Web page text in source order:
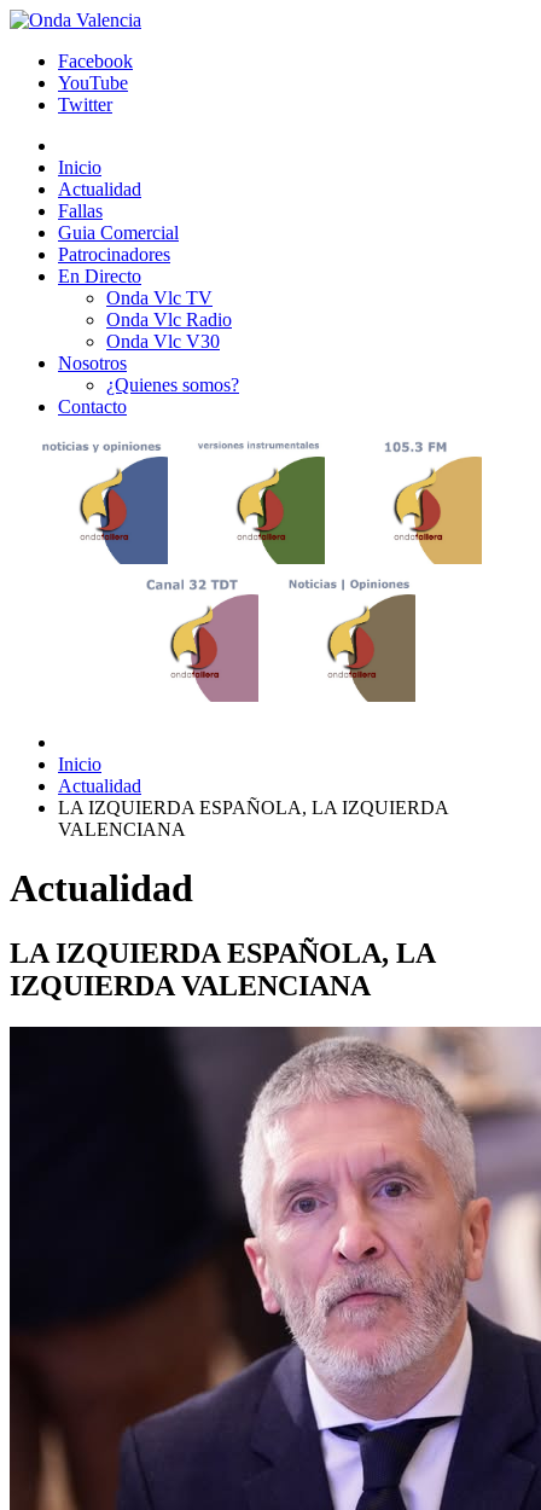
Facebook
YouTube
Twitter
Inicio
Actualidad
Fallas
Guia Comercial
Patrocinadores
En Directo
Onda Vlc TV
Onda Vlc Radio
Onda Vlc V30
Nosotros
¿Quienes somos?
Contacto
Inicio
Actualidad
LA IZQUIERDA ESPAÑOLA, LA IZQUIERDA
VALENCIANA
Actualidad
LA IZQUIERDA ESPAÑOLA, LA
IZQUIERDA VALENCIANA